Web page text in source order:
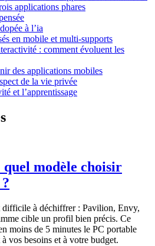
applications phares
à l’ia
en mobile et multi-supports
: comment évoluent les
des applications mobiles
de la vie privée
et l’apprentissage
modèle choisir
difficile à déchiffrer : Pavilion, Envy,
cible un profil bien précis. Ce
moins de 5 minutes le PC portable
vos besoins et à votre budget.